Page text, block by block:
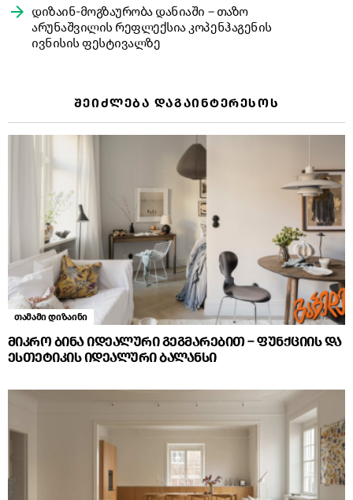
დიზაინ-მოგზაურობა დანიაში – თაზო
არუნაშვილის რეფლექსია კოპენჰაგენის
ივნისის ფესტივალზე
ᲨᲔᲘᲫᲚᲔᲑᲐ ᲓᲐᲒᲐᲘᲜᲢᲔᲠᲔᲡᲝᲡ
თამამი დიზაინი
მიკრო ბინა იდეალური გეგმარებით – ფუნქციის და
ესთეტიკის იდეალური ბალანსი